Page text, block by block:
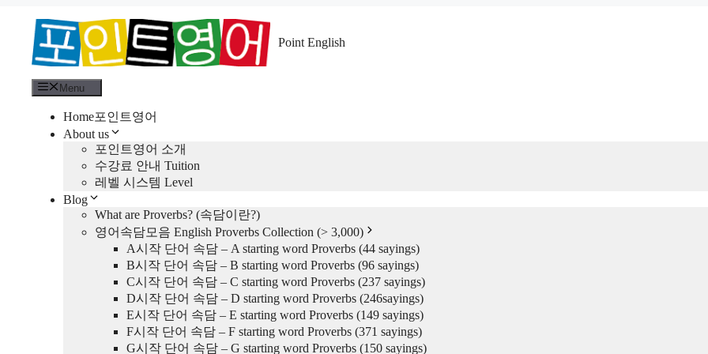
Point English
Menu
Home포인트영어
About us
포인트영어 소개
수강료 안내 Tuition
레벨 시스템 Level
Blog
What are Proverbs? (속담이란?)
영어속담모음 English Proverbs Collection (> 3,000)
A시작 단어 속담 – A starting word Proverbs (44 sayings)
B시작 단어 속담 – B starting word Proverbs (96 sayings)
C시작 단어 속담 – C starting word Proverbs (237 sayings)
D시작 단어 속담 – D starting word Proverbs (246sayings)
E시작 단어 속담 – E starting word Proverbs (149 sayings)
F시작 단어 속담 – F starting word Proverbs (371 sayings)
G시작 단어 속담 – G starting word Proverbs (150 sayings)
The Law is not the same at morning and at night. 아